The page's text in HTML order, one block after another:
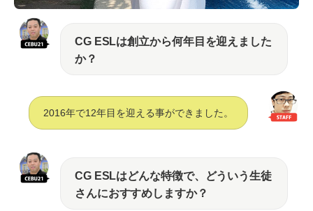
CG ESLは創立から何年目を迎えました
か？
2016年で12年目を迎える事ができました。
CG ESLはどんな特徴で、どういう生徒
さんにおすすめしますか？